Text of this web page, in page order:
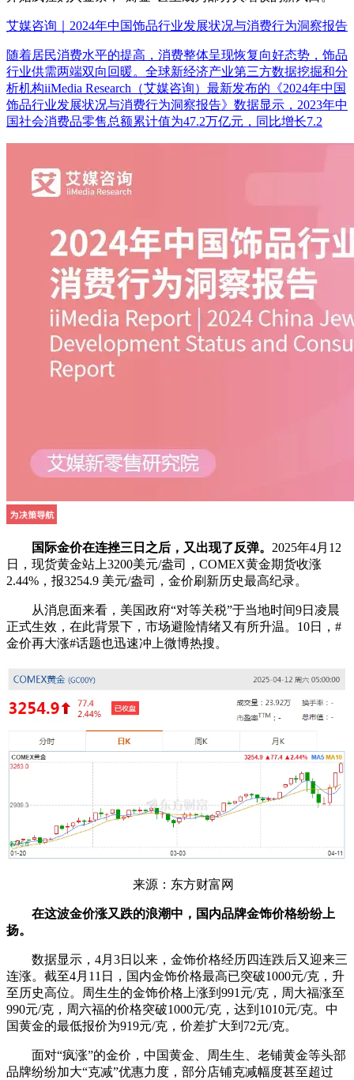
艾媒咨询｜2024年中国饰品行业发展状况与消费行为洞察报告
随着居民消费水平的提高，消费整体呈现恢复向好态势，饰品
行业供需两端双向回暖。全球新经济产业第三方数据挖掘和分
析机构iiMedia Research（艾媒咨询）最新发布的《2024年中国
饰品行业发展状况与消费行为洞察报告》数据显示，2023年中
国社会消费品零售总额累计值为47.2万亿元，同比增长7.2
国际金价在连挫三日之后，又出现了反弹。 2025年4月12
日，现货黄金站上3200美元/盎司，COMEX黄金期货收涨
2.44%，报3254.9 美元/盎司，金价刷新历史最高纪录。
从消息面来看，美国政府“对等关税”于当地时间9日凌晨
正式生效，在此背景下，市场避险情绪又有所升温。10日，#
金价再大涨#话题也迅速冲上微博热搜。
来源：东方财富网
在这波金价涨又跌的浪潮中，国内品牌金饰价格纷纷上
扬。
数据显示，4月3日以来，金饰价格经历四连跌后又迎来三
连涨。截至4月11日，国内金饰价格最高已突破1000元/克，升
至历史高位。周生生的金饰价格上涨到991元/克，周大福涨至
990元/克，周六福的价格突破1000元/克，达到1010元/克。中
国黄金的最低报价为919元/克，价差扩大到72元/克。
面对“疯涨”的金价，中国黄金、周生生、老铺黄金等头部
品牌纷纷加大“克减”优惠力度，部分店铺克减幅度甚至超过